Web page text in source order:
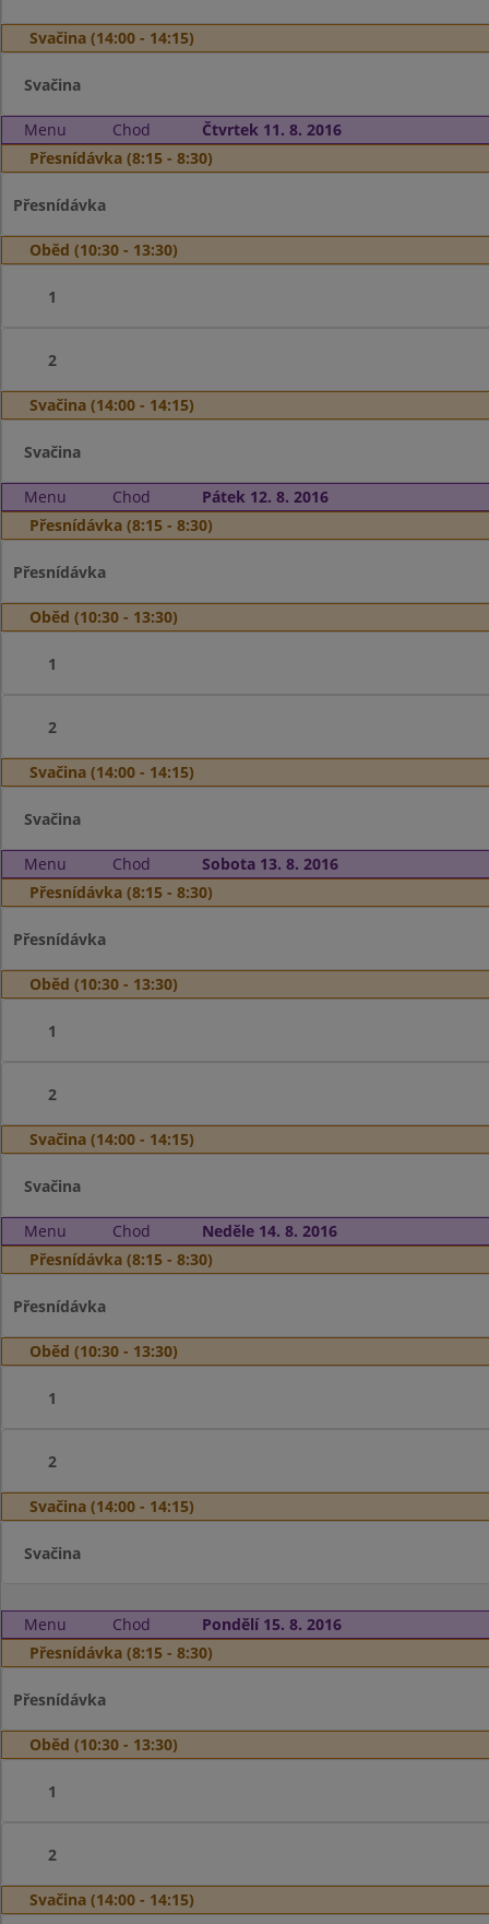
Svačina (14:00 - 14:15)
Svačina
Menu Chod
Čtvrtek 11. 8. 2016
Přesnídávka (8:15 - 8:30)
Přesnídávka
Oběd (10:30 - 13:30)
1
2
Svačina (14:00 - 14:15)
Svačina
Menu Chod
Pátek 12. 8. 2016
Přesnídávka (8:15 - 8:30)
Přesnídávka
Oběd (10:30 - 13:30)
1
2
Svačina (14:00 - 14:15)
Svačina
Menu Chod
Sobota 13. 8. 2016
Přesnídávka (8:15 - 8:30)
Přesnídávka
Oběd (10:30 - 13:30)
1
2
Svačina (14:00 - 14:15)
Svačina
Menu Chod
Neděle 14. 8. 2016
Přesnídávka (8:15 - 8:30)
Přesnídávka
Oběd (10:30 - 13:30)
1
2
Svačina (14:00 - 14:15)
Svačina
Menu Chod
Pondělí 15. 8. 2016
Přesnídávka (8:15 - 8:30)
Přesnídávka
Oběd (10:30 - 13:30)
1
2
Svačina (14:00 - 14:15)